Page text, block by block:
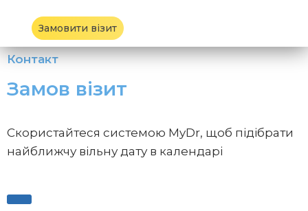
Замовити візит
Контакт
Замов візит
Скористайтеся системою MyDr, щоб підібрати
найближчу вільну дату в календарі